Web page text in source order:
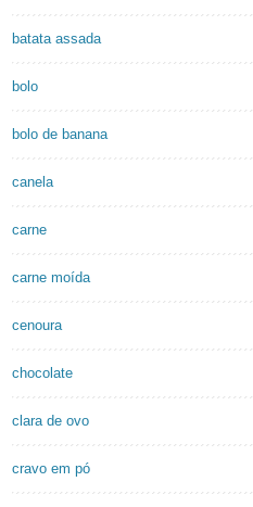
batata assada
bolo
bolo de banana
canela
carne
carne moída
cenoura
chocolate
clara de ovo
cravo em pó